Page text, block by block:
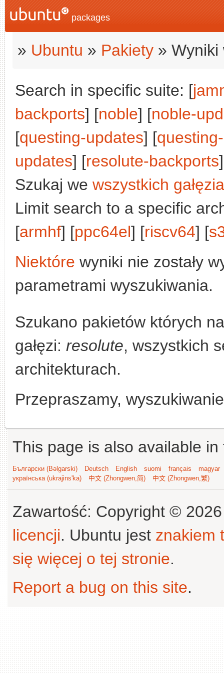
packages
» Ubuntu » Pakiety » Wyniki
Search in specific suite: [
backports] [noble] [noble-
[questing-updates] [
updates] [resolute-backports
Szukaj we wszystkich
Limit search to a specific
[armhf] [ppc64el] [riscv64] [
Niektóre wyniki nie zostały
parametrami wyszukiwania.
Szukano pakietów których
gałęzi: resolute, wszystkich
architekturach.
Przepraszamy,
This page is also available
Български (Bəlgarski) Deutsch English suomi français
magyar
українська (ukrajins'ka)
中文 (Zhongwen,简) 中文 (Zhongwen,繁)
Zawartość: Copyright ©
licencji. Ubuntu jest znakiem
się więcej o tej stronie.
Report a bug on this site.